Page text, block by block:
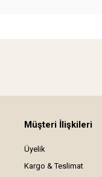
Müşteri İlişkileri
Üyelik
Kargo & Teslimat